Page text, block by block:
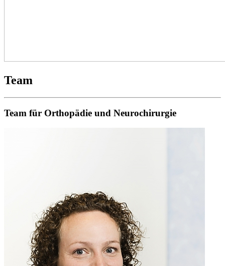
Team
Team für Orthopädie und Neurochirurgie